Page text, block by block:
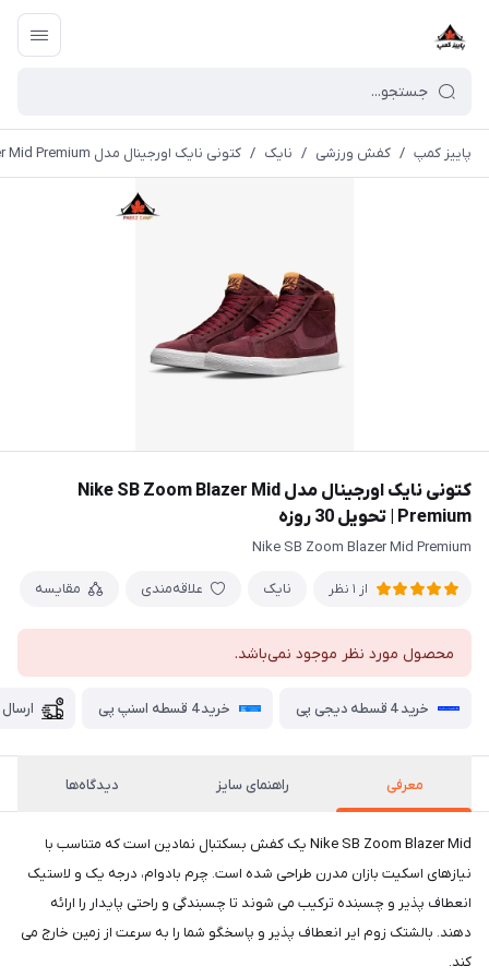
پاییز کمپ / کفش ورزشی / نایک / کتونی نایک اورجینال مدل Nike SB Zoom Blazer Mid Premium | تحویل 30 روزه
کتونی نایک اورجینال مدل Nike SB Zoom Blazer Mid
Premium | تحویل 30 روزه
Nike SB Zoom Blazer Mid Premium
از 1 نظر نایک علاقه‌مندی مقایسه
محصول مورد نظر موجود نمی‌باشد.
خرید 4 قسطه دیجی پی خرید 4 قسطه اسنپ پی
معرفی راهنمای سایز دیدگاه‌ها
Nike SB Zoom Blazer Mid یک کفش بسکتبال نمادین است که متناسب با
نیازهای اسکیت بازان مدرن طراحی شده است. چرم بادوام، درجه یک و لاستیک
انعطاف پذیر و چسبنده ترکیب می شوند تا چسبندگی و راحتی پایدار را ارائه
دهند. بالشتک زوم ایر انعطاف پذیر و پاسخگو شما را به سرعت از زمین خارج می
کند.